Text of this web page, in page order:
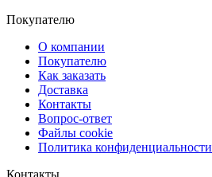
Покупателю
О компании
Покупателю
Как заказать
Доставка
Контакты
Вопрос-ответ
Файлы cookie
Политика конфиденциальности
Контакты